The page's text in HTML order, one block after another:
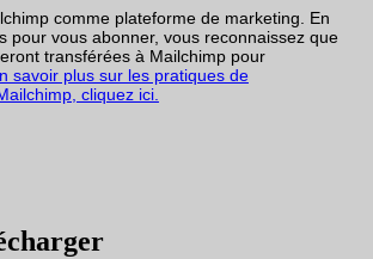
comme plateforme de marketing. En
pour vous abonner, vous reconnaissez que
transférées à Mailchimp pour
savoir plus sur les pratiques de
cliquez ici.